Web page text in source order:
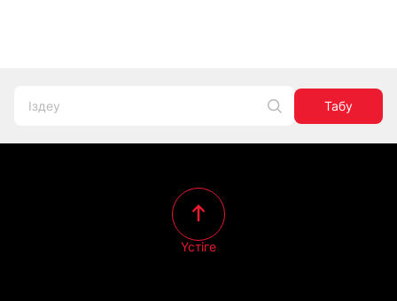
Табу
Үстіге